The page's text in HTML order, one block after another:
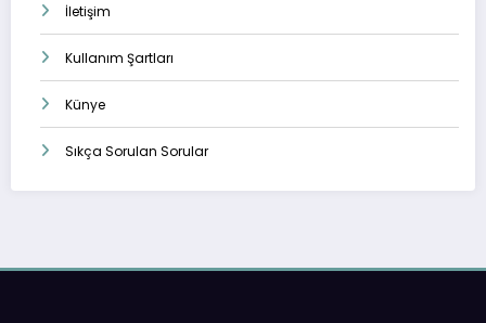
İletişim
Kullanım Şartları
Künye
Sıkça Sorulan Sorular